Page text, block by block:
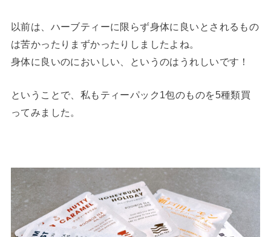
以前は、ハーブティーに限らず身体に良いとされるもの
は苦かったりまずかったりしましたよね。
身体に良いのにおいしい、というのはうれしいです！
ということで、私もティーパック1包のものを5種類買
ってみました。